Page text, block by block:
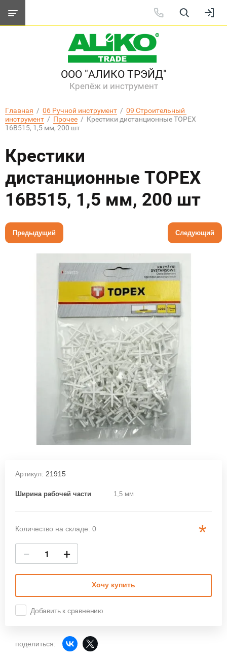
ООО "АЛИКО ТРЭЙД"
Крепёж и инструмент
Главная
  /
06 Ручной инструмент
  /
09 Строительный
инструмент
  /
Прочее
  /  Крестики дистанционные TОРЕХ
16B515, 1,5 мм, 200 шт
Крестики
дистанционные TОРЕХ
16B515, 1,5 мм, 200 шт
Предыдущий Следующий
Артикул: 21915
Ширина рабочей части 1,5 мм
Количество на складе: 0 *
− +
Хочу купить
Добавить к сравнению
поделиться: